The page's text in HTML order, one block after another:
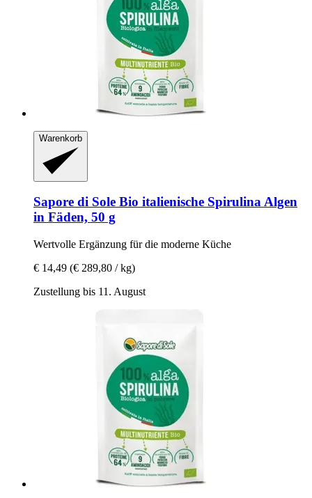
Warenkorb
Sapore di Sole Bio italienische Spirulina Algen
in Fäden, 50 g
Wertvolle Ergänzung für die moderne Küche
€ 14,49 (€ 289,80 / kg)
Zustellung bis 11. August